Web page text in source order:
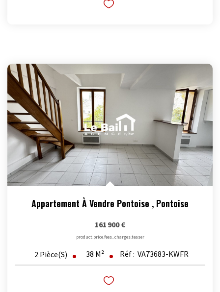
Appartement À Vendre Pontoise , Pontoise
161 900 €
product.price.fees_charges.teaser
2 Pièce(s) 38 M² Réf : VA73683-KWFR